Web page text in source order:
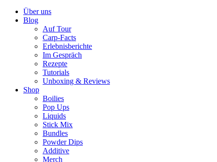
Über uns
Blog
Auf Tour
Carp-Facts
Erlebnisberichte
Im Gespräch
Rezepte
Tutorials
Unboxing & Reviews
Shop
Boilies
Pop Ups
Liquids
Stick Mix
Bundles
Powder Dips
Additive
Merch